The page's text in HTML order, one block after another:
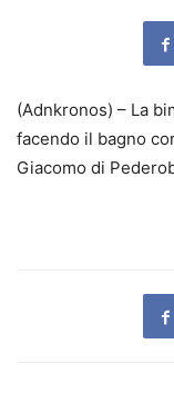
(Adnkronos) – La
facendo il bagno
Giacomo di